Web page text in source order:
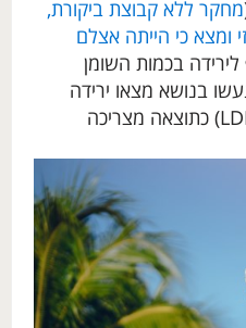
מחקר ללא קבוצת ביקורת,
מלזי ומצא כי הייתה אצלם
לירידה בכמות השומן
בנושא מצאו ירידה
בכמות הכולסטרול "הרע" (LDL) כתוצאה מצריכה